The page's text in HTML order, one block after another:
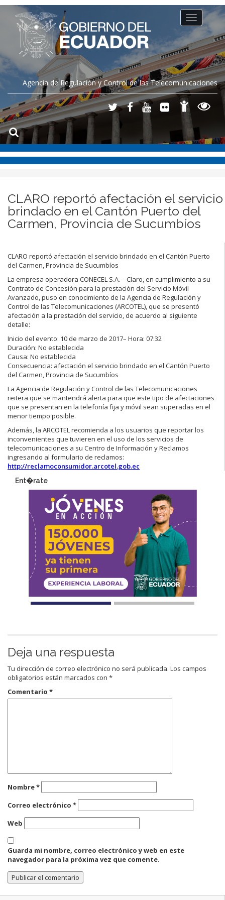
Agencia de Regulación y Control de las Telecomunicaciones
Toggle
navigation
CLARO reportó afectación el servicio
brindado en el Cantón Puerto del
Carmen, Provincia de Sucumbíos
CLARO reportó afectación el servicio brindado en el Cantón Puerto
del Carmen, Provincia de Sucumbíos
La empresa operadora CONECEL S.A. – Claro, en cumplimiento a su
Contrato de Concesión para la prestación del Servicio Móvil
Avanzado, puso en conocimiento de la Agencia de Regulación y
Control de las Telecomunicaciones (ARCOTEL), que se presentó
afectación a la prestación del servicio, de acuerdo al siguiente
detalle:
Inicio del evento: 10 de marzo de 2017– Hora: 07:32
Duración: No establecida
Causa: No establecida
Consecuencia: afectación el servicio brindado en el Cantón Puerto
del Carmen, Provincia de Sucumbíos
La Agencia de Regulación y Control de las Telecomunicaciones
reitera que se mantendrá alerta para que este tipo de afectaciones
que se presentan en la telefonía fija y móvil sean superadas en el
menor tiempo posible.
Además, la ARCOTEL recomienda a los usuarios que reportar los
inconvenientes que tuvieren en el uso de los servicios de
telecomunicaciones a su Centro de Información y Reclamos
ingresando al formulario de reclamos:
http://reclamoconsumidor.arcotel.gob.ec
Ent�rate
Deja una respuesta
Tu dirección de correo electrónico no será publicada. Los campos
obligatorios están marcados con *
Comentario *
Nombre*
Correo electrónico *
Web
Guarda mi nombre, correo electrónico y web en este
navegador para la próxima vez que comente.